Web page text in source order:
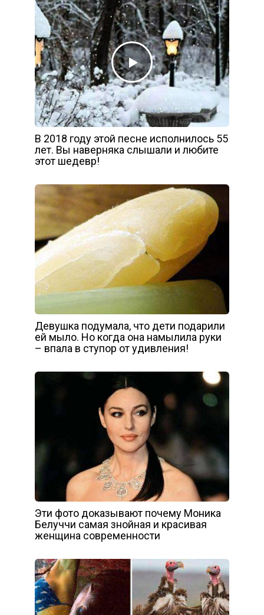
В 2018 году этой песне исполнилось 55
лет. Вы наверняка слышали и любите
этот шедевр!
Девушка подумала, что дети подарили
ей мыло. Но когда она намылила руки
– впала в ступор от удивления!
Эти фото доказывают почему Моника
Белуччи самая знойная и красивая
женщина современности